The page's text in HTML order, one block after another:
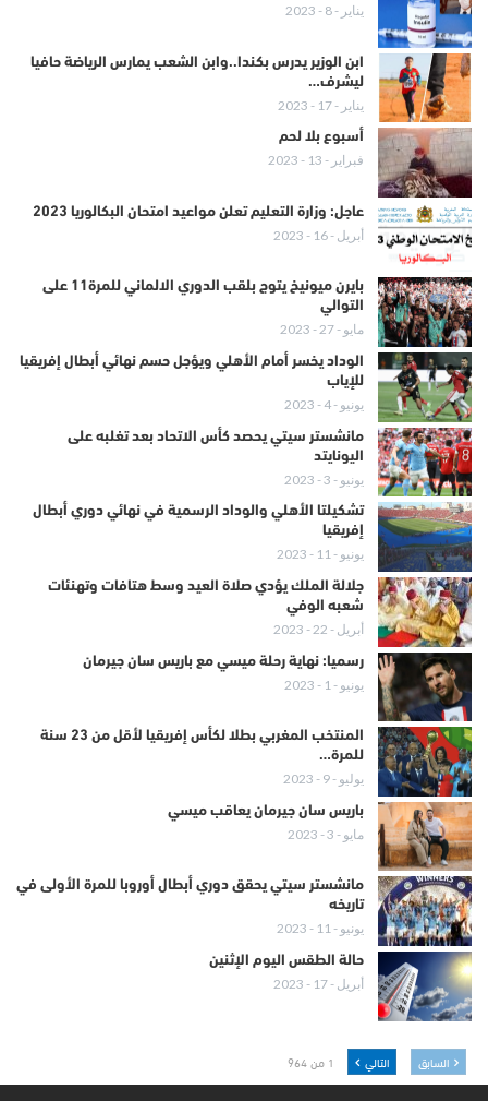
يناير - 8 - 2023
ابن الوزير يدرس بكندا..وابن الشعب يمارس الرياضة حافيا
ليشرف…
يناير - 17 - 2023
أسبوع بلا لحم
فبراير - 13 - 2023
عاجل: وزارة التعليم تعلن مواعيد امتحان البكالوريا 2023
أبريل - 16 - 2023
بايرن ميونيخ يتوج بلقب الدوري الالماني للمرة11 على
التوالي
مايو - 27 - 2023
الوداد يخسر أمام الأهلي ويؤجل حسم نهائي أبطال إفريقيا
للإياب
يونيو - 4 - 2023
مانشستر سيتي يحصد كأس الاتحاد بعد تغلبه على
اليونايتد
يونيو - 3 - 2023
تشكيلتا الأهلي والوداد الرسمية في نهائي دوري أبطال
إفريقيا
يونيو - 11 - 2023
جلالة الملك يؤدي صلاة العيد وسط هتافات وتهنئات
شعبه الوفي
أبريل - 22 - 2023
رسميا: نهاية رحلة ميسي مع باريس سان جيرمان
يونيو - 1 - 2023
المنتخب المغربي بطلا لكأس إفريقيا لأقل من 23 سنة
للمرة…
يوليو - 9 - 2023
باريس سان جيرمان يعاقب ميسي
مايو - 3 - 2023
مانشستر سيتي يحقق دوري أبطال أوروبا للمرة الأولى في
تاريخه
يونيو - 11 - 2023
حالة الطقس اليوم الإثنين
أبريل - 17 - 2023
السابق التالي 1 من 964